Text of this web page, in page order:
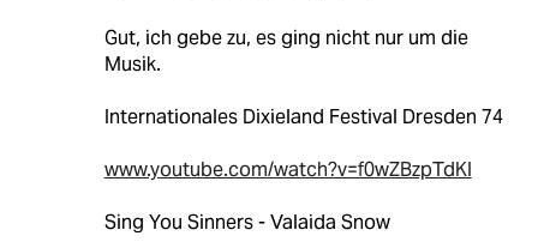
Gut, ich gebe zu, es ging nicht nur um die
Musik.
Internationales Dixieland Festival Dresden 74
www.youtube.com/watch?v=f0wZBzpTdKI
Sing You Sinners - Valaida Snow